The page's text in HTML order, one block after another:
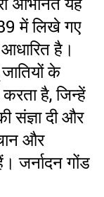
में लिखे गए
है।
के
है, जिन्हें
संज्ञा दी और
और
जर्नादन गोंड